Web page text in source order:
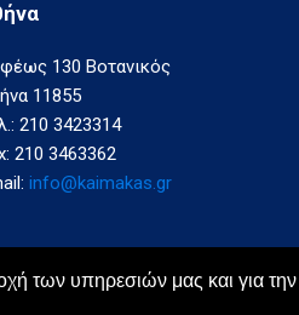
των υπηρεσιών μας και για
130 Βοτανικός
11855
210 3423314
210 3463362
info@kaimakas.gr